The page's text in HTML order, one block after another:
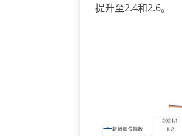
提升至2.4和2.6。